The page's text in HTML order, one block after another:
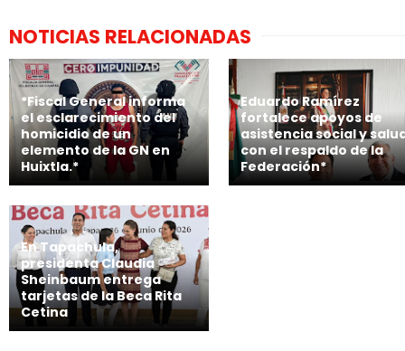
NOTICIAS RELACIONADAS
*Fiscal General informa
el esclarecimiento del
homicidio de un
elemento de la GN en
Huixtla.*
Eduardo Ramírez
fortalece apoyos de
asistencia social y
con el respaldo de la
Federación*
En Tapachula,
presidenta Claudia
Sheinbaum entrega
tarjetas de la Beca Rita
Cetina